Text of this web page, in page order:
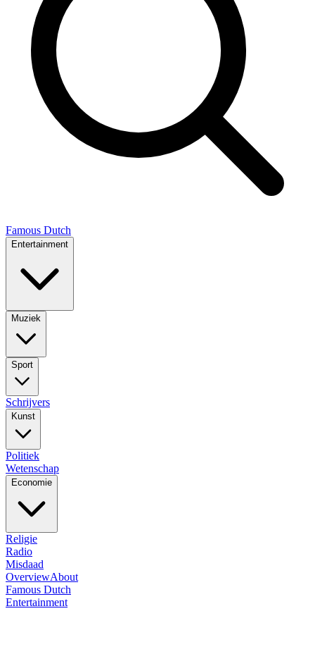
Famous Dutch
Entertainment
Muziek
Sport
Schrijvers
Kunst
Politiek
Wetenschap
Economie
Religie
Radio
Misdaad
OverviewAbout
Famous Dutch
Entertainment